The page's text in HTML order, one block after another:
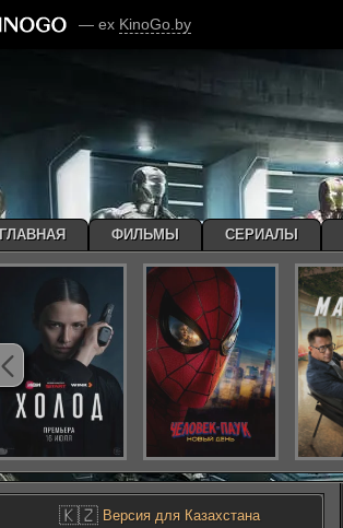
— ex KinoGo.by
🇰🇿Версия для Казахстана
ГЛАВНАЯ ФИЛЬМЫ СЕРИАЛЫ